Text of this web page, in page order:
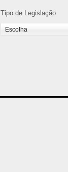
Tipo de Legislação